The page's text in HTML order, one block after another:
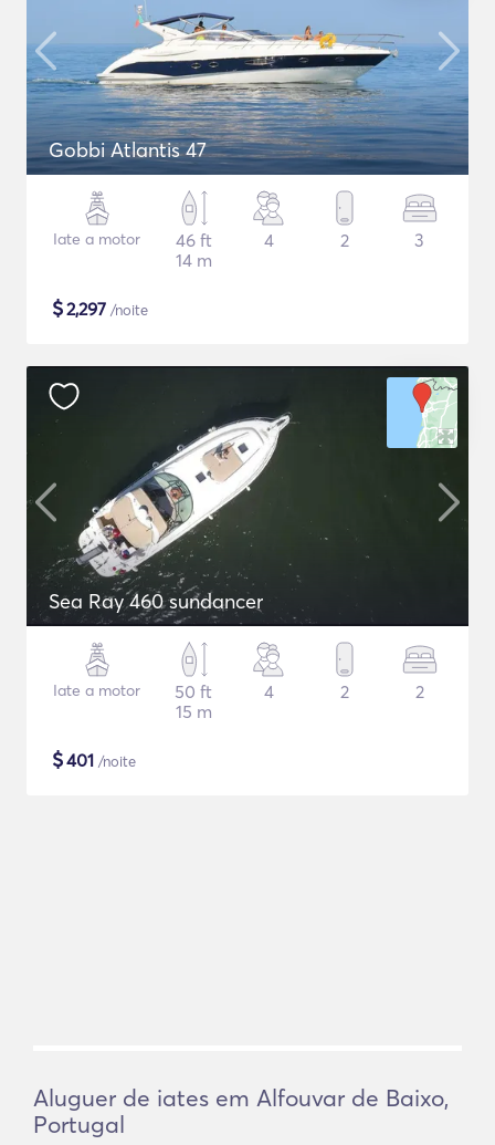
Gobbi Atlantis 47
Iate a motor
46 ft
14 m
4 2 3
$2,297 /noite
Sea Ray 460 sundancer
Iate a motor
50 ft
15 m
4 2 2
$401 /noite
Aluguer de iates em Alfouvar de Baixo,
Portugal